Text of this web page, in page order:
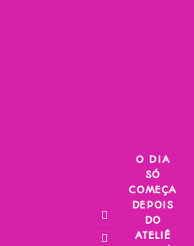
O DIA
SÓ
COMEÇA
DEPOIS
DO
ATELIÊ